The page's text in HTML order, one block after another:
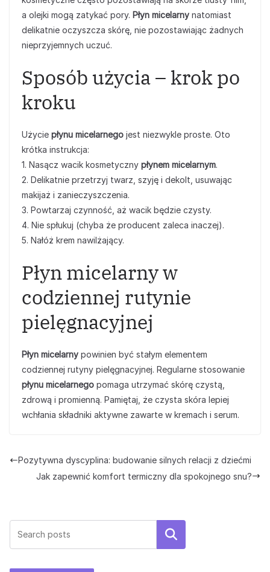
a olejki mogą zatykać pory. Płyn micelarny natomiast
delikatnie oczyszcza skórę, nie pozostawiając żadnych
nieprzyjemnych uczuć.
Sposób użycia – krok po
kroku
Użycie płynu micelarnego jest niezwykle proste. Oto
krótka instrukcja:
1. Nasącz wacik kosmetyczny płynem micelarnym.
2. Delikatnie przetrzyj twarz, szyję i dekolt, usuwając
makijaż i zanieczyszczenia.
3. Powtarzaj czynność, aż wacik będzie czysty.
4. Nie spłukuj (chyba że producent zaleca inaczej).
5. Nałóż krem nawilżający.
Płyn micelarny w
codziennej rutynie
pielęgnacyjnej
Płyn micelarny powinien być stałym elementem
codziennej rutyny pielęgnacyjnej. Regularne stosowanie
płynu micelarnego pomaga utrzymać skórę czystą,
zdrową i promienną. Pamiętaj, że czysta skóra lepiej
wchłania składniki aktywne zawarte w kremach i serum.
Pozytywna dyscyplina: budowanie silnych relacji z dziećmi
Jak zapewnić komfort termiczny dla spokojnego snu?
Szukaj